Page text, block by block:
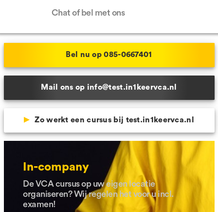
Chat of bel met ons
Bel nu op 085-0667401
Mail ons op info@test.in1keervca.nl
Zo werkt een cursus bij test.in1keervca.nl
In-company
De VCA cursus op uw eigen locatie
organiseren? Wij regelen het voor u incl.
examen!